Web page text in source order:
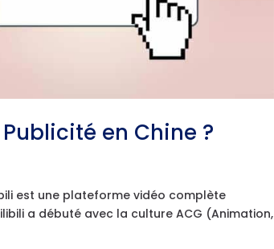
en Chine ?
est une plateforme vidéo complète
a débuté avec la culture ACG (Animation,